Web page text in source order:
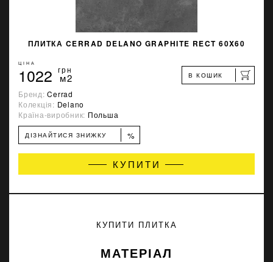
ПЛИТКА CERRAD DELANO GRAPHITE RECT 60X60
ЦІНА
1022 грн
м2 В КОШИК
Бренд:Cerrad
Колекція: Delano
Країна-виробник: Польша
ДІЗНАЙТИСЯ ЗНИЖКУ %
КУПИТИ
КУПИТИ ПЛИТКА
МАТЕРІАЛ